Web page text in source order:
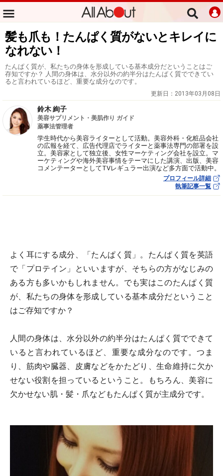
髪も爪も！たんぱく質がないとキレイに
なれない！
たんぱく質が、私たちの身体を形成している基本成分だということはご
存知ですか？ 人間の身体は、水分以外の約半分はたんぱく質でできてい
ると言われているほど、重要な成分なのです。
更新日： 2013年03月08日
鈴木 絢子
美容サプリメント・美肌作り ガイド
薬事法管理者
学生時代から美容ライターとして活動。美容外科・化粧品会社
の広報を経て、広告代理店でライターと薬事法専門の部署を設
立。美容家として独立後、女性マーケティング会社を設立。マ
ーケティングや海外美容事情をテーマにした講演、出版、美容
コメンテーターとしてTVレギュラー出演など多方面で活動中。
プロフィール詳細
執筆記事一覧
よく耳にする成分、「たんぱく質」。たんぱく質を英語
で「プロテイン」といいますが、そちらの方がなじみの
ある方も多いかもしれません。でも実はこのたんぱく質
が、私たちの身体を形成している基本成分だということ
はご存知ですか？
人間の身体は、水分以外の約半分はたんぱく質でできて
いると言われているほど、重要な成分なのです。つま
り、筋肉や臓器、皮膚などをかたどり、生命維持に欠か
せない役割を担っているということ。もちろん、美容に
欠かせない肌・髪・爪などもたんぱく質が主成分です。